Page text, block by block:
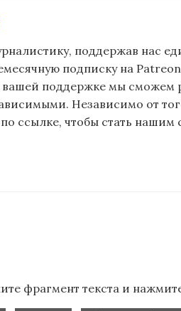
поддержав нас
подписку на
поддержке мы сможем
Независимо от
ссылке, чтобы стать нашим
фрагмент текста и